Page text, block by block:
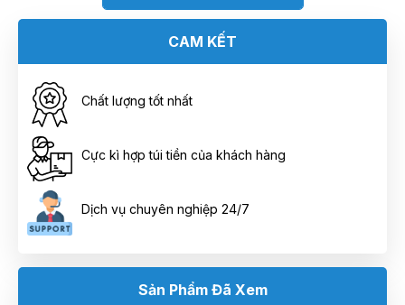
CAM KẾT
Chất lượng tốt nhất
Cực kì hợp túi tiền của khách hàng
Dịch vụ chuyên nghiệp 24/7
Sản Phẩm Đã Xem